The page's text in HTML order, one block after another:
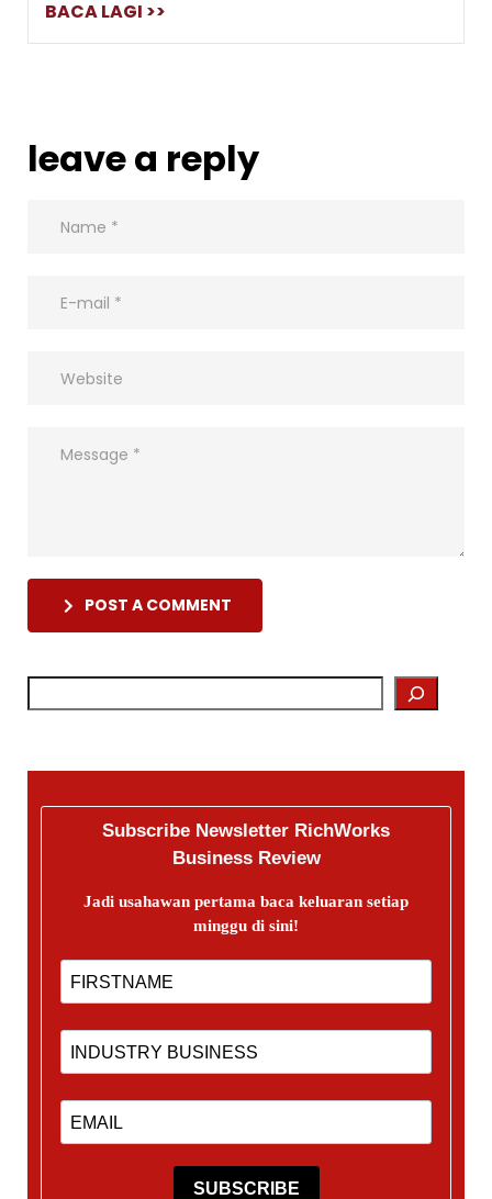
BACA LAGI >>
leave a reply
POST A COMMENT
Subscribe Newsletter RichWorks
Business Review
Jadi usahawan pertama baca keluaran setiap
minggu di sini!
SUBSCRIBE